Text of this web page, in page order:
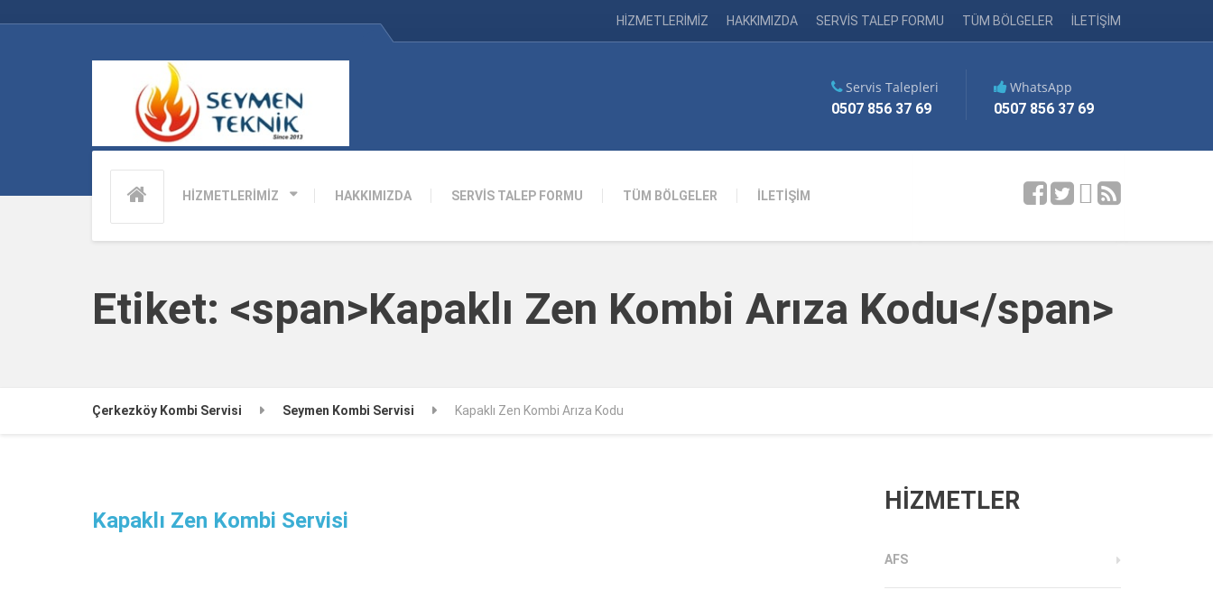
HİZMETLERİMİZ HAKKIMIZDA SERVİS TALEP FORMU TÜM BÖLGELER İLETİŞİM
HİZMETLERİMİZ HAKKIMIZDA SERVİS TALEP FORMU TÜM BÖLGELER İLETİŞİM
Servis Talepleri
0507 856 37 69
WhatsApp
0507 856 37 69
Etiket: <span>Kapaklı Zen Kombi Arıza Kodu</span>
Çerkezköy Kombi Servisi Seymen Kombi Servisi Kapaklı Zen Kombi Arıza Kodu
Kapaklı Zen Kombi Servisi
HİZMETLER
AFS